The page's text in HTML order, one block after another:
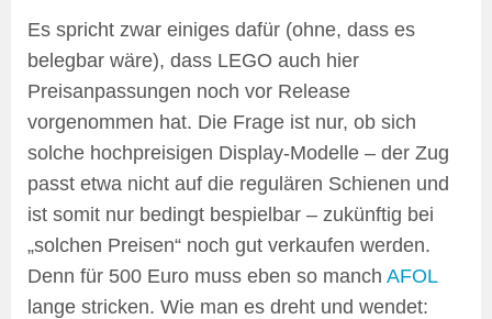
Es spricht zwar einiges dafür (ohne, dass es
belegbar wäre), dass LEGO auch hier
Preisanpassungen noch vor Release
vorgenommen hat. Die Frage ist nur, ob sich
solche hochpreisigen Display-Modelle – der Zug
passt etwa nicht auf die regulären Schienen und
ist somit nur bedingt bespielbar – zukünftig bei
„solchen Preisen“ noch gut verkaufen werden.
Denn für 500 Euro muss eben so manch AFOL
lange stricken. Wie man es dreht und wendet: